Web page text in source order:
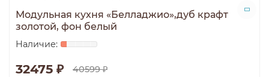
Модульная кухня «Белладжио»,дуб крафт
золотой, фон белый
32475 ₽ 40599 ₽